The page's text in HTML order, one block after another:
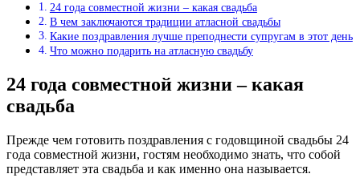
24 года совместной жизни – какая свадьба
В чем заключаются традиции атласной свадьбы
Какие поздравления лучше преподнести супругам в этот день
Что можно подарить на атласную свадьбу
24 года совместной жизни – какая
свадьба
Прежде чем готовить поздравления с годовщиной свадьбы 24
года совместной жизни, гостям необходимо знать, что собой
представляет эта свадьба и как именно она называется.